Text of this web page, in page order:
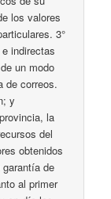
los valores
3°
indirectas
un modo
de correos.
y
la
del
obtenidos
de
al primer